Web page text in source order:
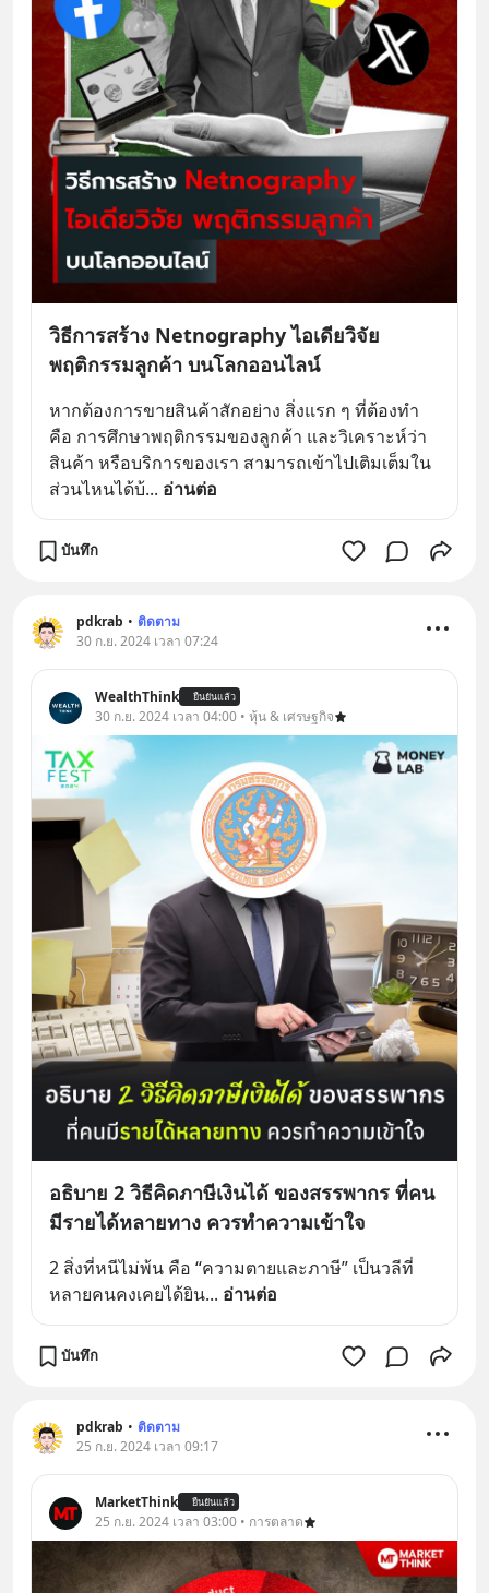
วิธีการสร้าง Netnography ไอเดียวิจัย
พฤติกรรมลูกค้า บนโลกออนไลน์
หากต้องการขายสินค้าสักอย่าง สิ่งแรก ๆ ที่ต้องทำ
คือ การศึกษาพฤติกรรมของลูกค้า และวิเคราะห์ว่า
สินค้า หรือบริการของเรา สามารถเข้าไปเติมเต็มใน
ส่วนไหนได้บ้... อ่านต่อ
บันทึก
pdkrab • ติดตาม
30 ก.ย. 2024 เวลา 07:24
WealthThink ยืนยันแล้ว
30 ก.ย. 2024 เวลา 04:00 • หุ้น & เศรษฐกิจ
อธิบาย 2 วิธีคิดภาษีเงินได้ ของสรรพากร ที่คน
มีรายได้หลายทาง ควรทำความเข้าใจ
2 สิ่งที่หนีไม่พ้น คือ “ความตายและภาษี” เป็นวลีที่
หลายคนคงเคยได้ยิน... อ่านต่อ
บันทึก
pdkrab • ติดตาม
25 ก.ย. 2024 เวลา 09:17
MarketThink ยืนยันแล้ว
25 ก.ย. 2024 เวลา 03:00 • การตลาด